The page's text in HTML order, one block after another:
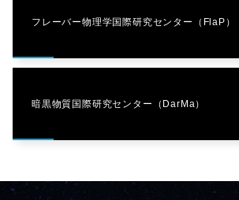
フレーバー物理学国際研究センター（FlaP）
暗黒物質国際研究センター（DarMa）